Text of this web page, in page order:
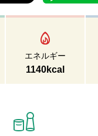
エネルギー
1140kcal